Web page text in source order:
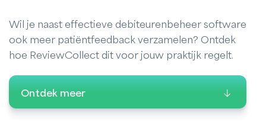
Wil je naast effectieve debiteurenbeheer software
ook meer patiëntfeedback verzamelen? Ontdek
hoe ReviewCollect dit voor jouw praktijk regelt.
Ontdek meer